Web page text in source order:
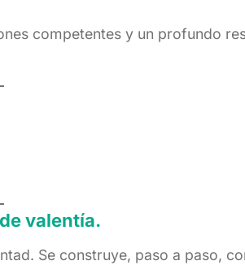
competentes y un profundo
valentía.
Se construye, paso a paso,